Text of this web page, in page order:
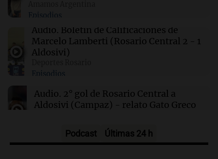
00:27 Clima
Clima en Tucumán: cómo estará el tiempo
este sábado 8 de agosto
Clima en Mendoza: cómo estará el tiempo
Episodios
Audio. Boletín de Calificaciones de
Marcelo Lamberti (Rosario Central 2 - 1
Aldosivi)
Episodios
Audio. 2° gol de Rosario Central a
Aldosivi (Campaz) - relato Gato Greco
Audio.Nuevo desarrollo urbano y casa
Podcast Últimas 24 h